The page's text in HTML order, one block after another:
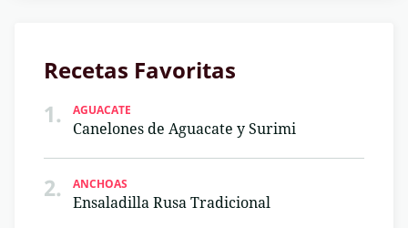
Recetas Favoritas
1.
AGUACATE
Canelones de Aguacate y Surimi
2. ANCHOAS
Ensaladilla Rusa Tradicional